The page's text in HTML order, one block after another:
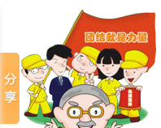
＝ 最新动态 ＝
我司长期提供品质宣传标语挂图海
报，生产管理系列标语挂图，